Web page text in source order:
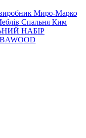
Миро-Марко
Спальня Ким
НАБІР